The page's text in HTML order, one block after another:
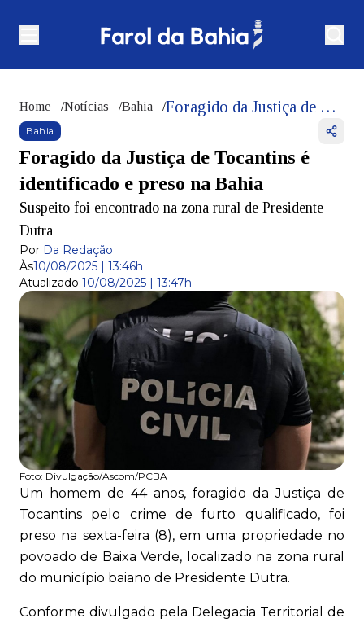
Home /Notícias /Bahia / Foragido da Justiça de Tocantins é identificado e preso na Bahia
Bahia
Foragido da Justiça de Tocantins é
identificado e preso na Bahia
Suspeito foi encontrado na zona rural de Presidente
Dutra
Por Da Redação
Às10/08/2025 | 13:46h
Atualizado 10/08/2025 | 13:47h
Foto: Divulgação/Ascom/PCBA
Um homem de 44 anos, foragido da Justiça de
Tocantins pelo crime de furto qualificado, foi
preso na sexta-feira (8), em uma propriedade no
povoado de Baixa Verde, localizado na zona rural
do município baiano de Presidente Dutra.
Conforme divulgado pela Delegacia Territorial de